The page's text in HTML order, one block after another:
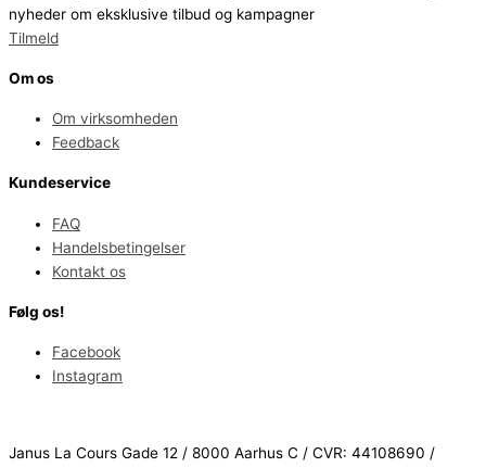
nyheder om eksklusive tilbud og kampagner
Tilmeld
Om os
Om virksomheden
Feedback
Kundeservice
FAQ
Handelsbetingelser
Kontakt os
Følg os!
Facebook
Instagram
Janus La Cours Gade 12 / 8000 Aarhus C / CVR: 44108690 /